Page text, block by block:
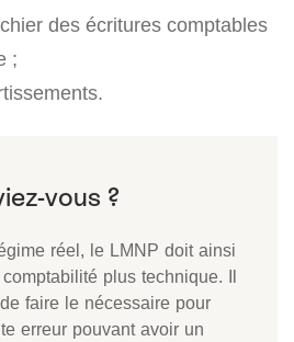
des écritures comptables
;
réel, le LMNP doit ainsi
plus technique. Il
faire le nécessaire pour
erreur pouvant avoir un